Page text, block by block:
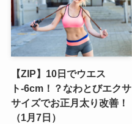
【ZIP】10日でウエス
ト-6cm！？なわとびエクサ
サイズでお正月太り改善！
（1月7日）